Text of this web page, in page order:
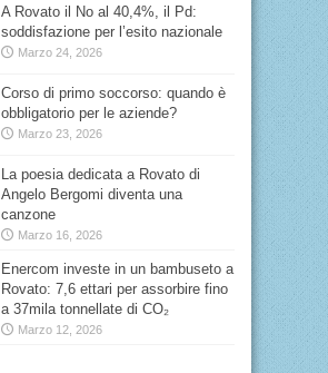
A Rovato il No al 40,4%, il Pd:
soddisfazione per l’esito nazionale
Marzo 24, 2026
Corso di primo soccorso: quando è
obbligatorio per le aziende?
Marzo 23, 2026
La poesia dedicata a Rovato di
Angelo Bergomi diventa una
canzone
Marzo 16, 2026
Enercom investe in un bambuseto a
Rovato: 7,6 ettari per assorbire fino
a 37mila tonnellate di CO₂
Marzo 12, 2026